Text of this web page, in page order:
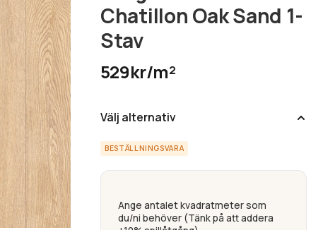
Chatillon Oak Sand 1-
Stav
529kr/m²
Välj alternativ
BESTÄLLNINGSVARA
Ange antalet kvadratmeter som
du/ni behöver (Tänk på att addera